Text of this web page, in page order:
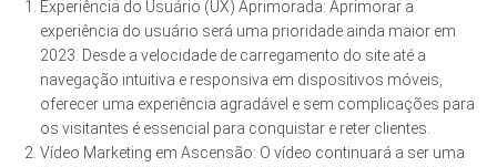
Experiência do Usuário (UX) Aprimorada: Aprimorar a
experiência do usuário será uma prioridade ainda maior em
2023. Desde a velocidade de carregamento do site até a
navegação intuitiva e responsiva em dispositivos móveis,
oferecer uma experiência agradável e sem complicações para
os visitantes é essencial para conquistar e reter clientes.
Vídeo Marketing em Ascensão: O vídeo continuará a ser uma